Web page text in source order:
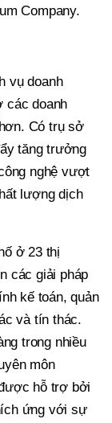
Company.
vụ doanh
các doanh
Có trụ sở
tăng trưởng
nghệ vượt
lượng dịch
ở 23 thị
các giải pháp
kế toán, quản
và tín thác.
trong nhiều
môn
hỗ trợ bởi
ứng với sự